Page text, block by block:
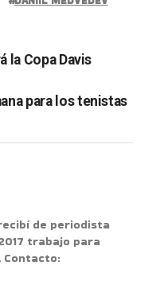
la Copa Davis
para los tenistas
de periodista
trabajo para